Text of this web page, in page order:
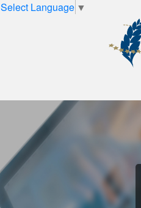
Select Language ▼